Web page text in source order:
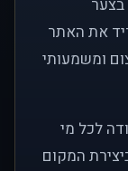
בצער
את האתר
ומשמעותי
לכל מי
המקום